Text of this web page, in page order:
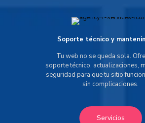
Soporte técnico y
Tu web no se queda sola.
soporte técnico, actualizaciones,
seguridad para que tu sitio
sin complicaciones.
Servicios